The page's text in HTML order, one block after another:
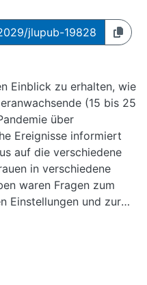
jlupub-19828
Einblick zu erhalten, wie
(15 bis 25
über
Ereignisse informiert
auf die verschiedene
in verschiedene
waren Fragen zum
Einstellungen und zur
Rohdaten des
oder